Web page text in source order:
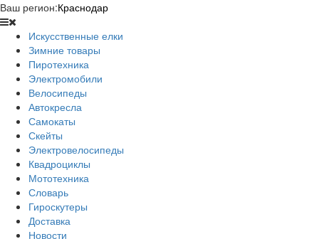
Ваш регион:Краснодар
Искусственные елки
Зимние товары
Пиротехника
Электромобили
Велосипеды
Автокресла
Самокаты
Скейты
Электровелосипеды
Квадроциклы
Мототехника
Словарь
Гироскутеры
Доставка
Новости